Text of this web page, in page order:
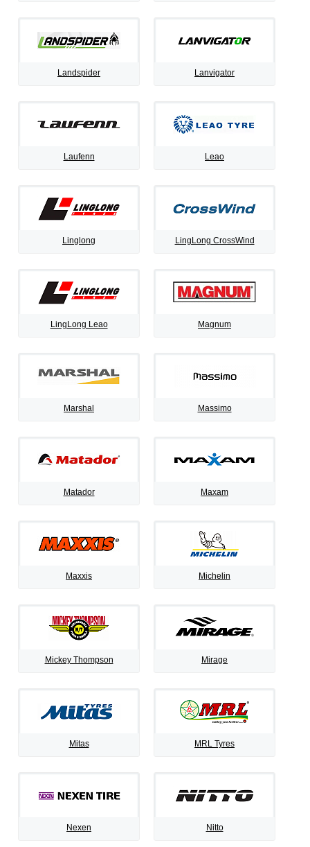
Landspider Lanvigator
Laufenn Leao
Linglong LingLong CrossWind
LingLong Leao Magnum
Marshal Massimo
Matador Maxam
Maxxis Michelin
Mickey Thompson Mirage
Mitas MRL Tyres
Nexen Nitto